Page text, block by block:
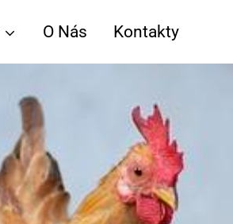
O Nás Kontakty